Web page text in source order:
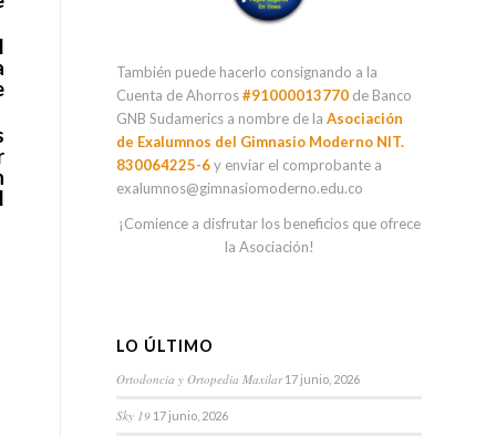
También puede hacerlo consignando a la
Cuenta de Ahorros#91000013770 de Banco
GNB Sudamerics a nombre de laAsociación
de Exalumnos del Gimnasio Moderno NIT.
830064225-6y enviar el comprobante a
exalumnos@gimnasiomoderno.edu.co
¡Comience a disfrutar los beneficios que ofrece
la Asociación!
LO ÚLTIMO
Ortodoncia y Ortopedia Maxilar 17 junio, 2026
Sky 19 17 junio, 2026